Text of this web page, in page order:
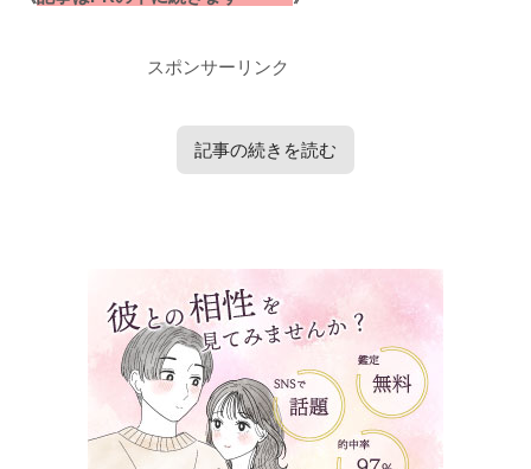
スポンサーリンク
記事の続きを読む
タップで見たい内容へ移動